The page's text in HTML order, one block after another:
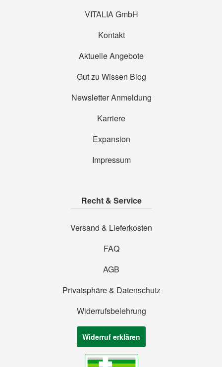
VITALIA GmbH
Kontakt
Aktuelle Angebote
Gut zu Wissen Blog
Newsletter Anmeldung
Karriere
Expansion
Impressum
Recht & Service
Versand & Lieferkosten
FAQ
AGB
Privatsphäre & Datenschutz
Widerrufsbelehrung
Widerruf erklären